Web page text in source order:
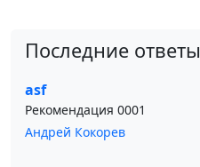
Последние ответы
asf
Рекомендация 0001
Андрей Кокорев